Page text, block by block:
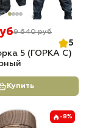
9 640 руб
5
5 (ГОРКА С)
Купить
-8%